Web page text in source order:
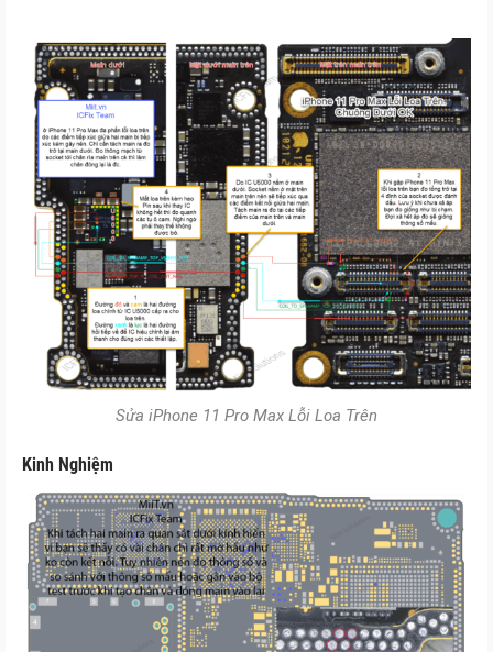
Sửa iPhone 11 Pro Max Lỗi Loa Trên
Kinh Nghiệm